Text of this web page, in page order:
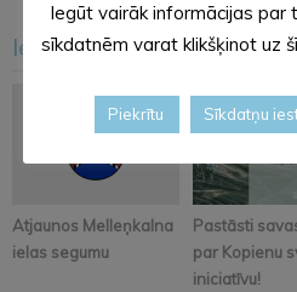
Iesakām arī šo
Atjaunos Melleņkalna
ielas segumu
Pastāsti
par Kopienu
iniciatīvu!
Iegūt vairāk informācijas
sīkdatnēm varat klikšķinot uz
Piekrītu Sīkdatņu